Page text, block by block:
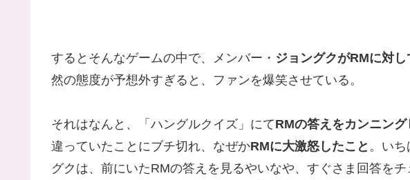
するとそんなゲームの中で、メンバー・ ジョングクがRMに対
然の態度が予想外すぎると、ファンを爆笑させている。
それはなんと、「ハングルクイズ」にてRMの答えをカンニン
違っていたことにブチ切れ、なぜかRMに大激怒したこと 。い
グクは、前にいたRMの答えを見るやいなや、すぐさま回答を